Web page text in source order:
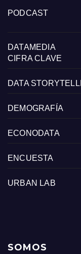
PODCAST
DATAMEDIA
CIFRA CLAVE
DATA
DEMOGRAFÍA
ECONODATA
ENCUESTA
URBAN LAB
SOMOS